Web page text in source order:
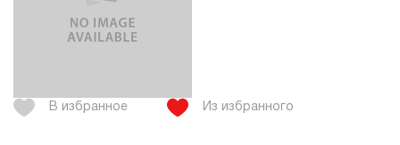
В избранное Из избранного